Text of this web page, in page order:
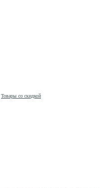
Товары со скидкой